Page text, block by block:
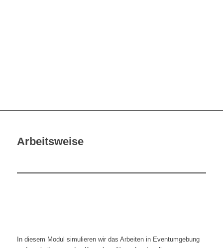
Arbeitsweise
In diesem Modul simulieren wir das Arbeiten in Eventumgebung